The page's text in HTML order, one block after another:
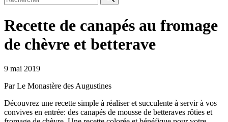
Recette de canapés au fromage
de chèvre et betterave
9 mai 2019
Par Le Monastère des Augustines
Découvrez une recette simple à réaliser et succulente à servir à vos
convives en entrée: des canapés de mousse de betteraves rôties et